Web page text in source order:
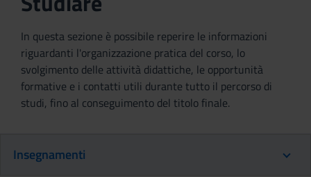
In questa sezione è possibile reperire le informazioni
riguardanti l'organizzazione pratica del corso, lo
svolgimento delle attività didattiche, le opportunità
formative e i contatti utili durante tutto il percorso di
studi, fino al conseguimento del titolo finale.
Insegnamenti